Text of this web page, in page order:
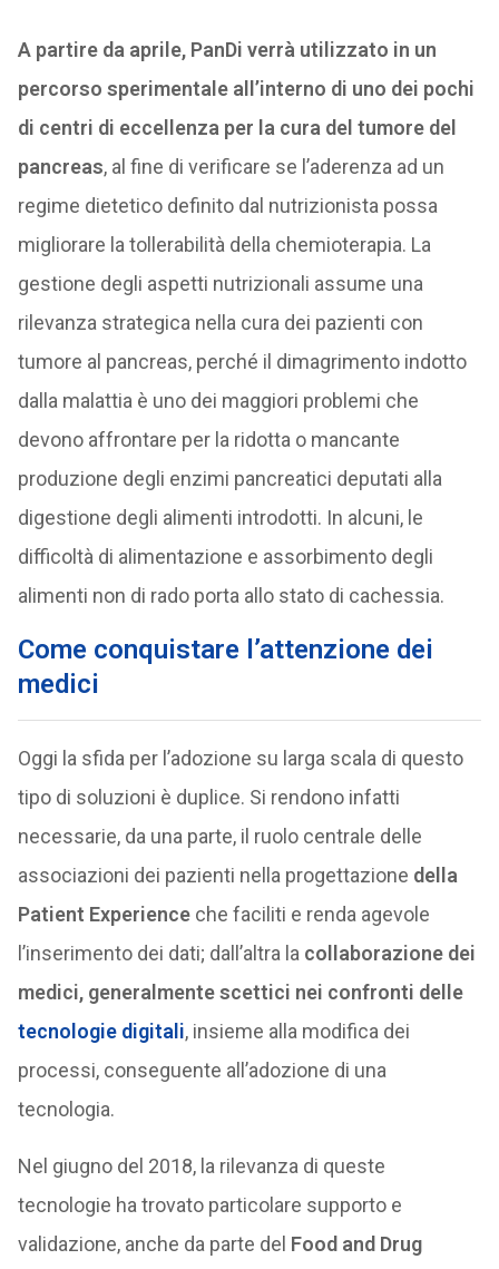
A partire da aprile, PanDi verrà utilizzato in un
percorso sperimentale all’interno di uno dei pochi
di centri di eccellenza per la cura del tumore del
pancreas, al fine di verificare se l’aderenza ad un
regime dietetico definito dal nutrizionista possa
migliorare la tollerabilità della chemioterapia. La
gestione degli aspetti nutrizionali assume una
rilevanza strategica nella cura dei pazienti con
tumore al pancreas, perché il dimagrimento indotto
dalla malattia è uno dei maggiori problemi che
devono affrontare per la ridotta o mancante
produzione degli enzimi pancreatici deputati alla
digestione degli alimenti introdotti. In alcuni, le
difficoltà di alimentazione e assorbimento degli
alimenti non di rado porta allo stato di cachessia.
Come conquistare l’attenzione dei
medici
Oggi la sfida per l’adozione su larga scala di questo
tipo di soluzioni è duplice. Si rendono infatti
necessarie, da una parte, il ruolo centrale delle
associazioni dei pazienti nella progettazione della
Patient Experienceche faciliti e renda agevole
l’inserimento dei dati; dall’altra la collaborazione dei
medici, generalmente scettici nei confronti delle
tecnologie digitali, insieme alla modifica dei
processi, conseguente all’adozione di una
tecnologia.
Nel giugno del 2018, la rilevanza di queste
tecnologie ha trovato particolare supporto e
validazione, anche da parte del Food and Drug